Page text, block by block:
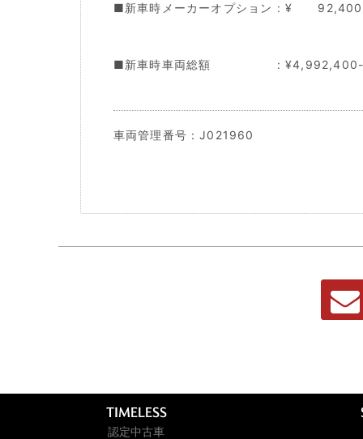
■新車時メーカーオプション : ¥
■新車時車両総額 :
車両管理番号：J021960
TIMELESS
認定中古車